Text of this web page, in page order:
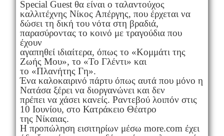
Special Guest θα είναι ο ταλαντούχος
καλλιτέχνης Νίκος Απέργης, που έρχεται να
δώσει τη δική του νότα στη βραδιά,
παρασύροντας το κοινό με τραγούδια που
έχουν
αγαπηθεί ιδιαίτερα, όπως το «Κομμάτι της
Ζωής Μου», το «Το Γλέντι» και
το «Πλανήτης Γη».
Ένα καλοκαιρινό πάρτυ όπως αυτά που μόνο η
Νατάσα ξέρει να διοργανώνει και δεν
πρέπει να χάσει κανείς. Ραντεβού λοιπόν στις
10 Ιουνίου, στο Κατράκειο Θέατρο
της Νίκαιας.
Η προπώληση εισιτηρίων μέσω more.com έχει